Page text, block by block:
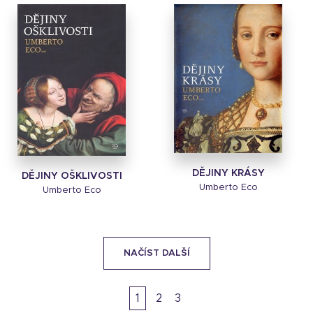
DĚJINY OŠKLIVOSTI
Umberto Eco
DĚJINY KRÁSY
Umberto Eco
NAČÍST DALŠÍ
1 2 3